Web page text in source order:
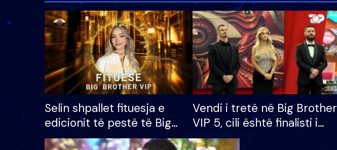
Selin shpallet fituesja e
edicionit të pestë të Big
Brother VIP, rrëmben
Vendi i tretë në Big Brother
VIP 5, cili është finalisti i
radhës që lë shtëpinë